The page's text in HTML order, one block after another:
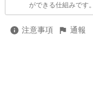
ができる仕組みです。
注意事項 通報